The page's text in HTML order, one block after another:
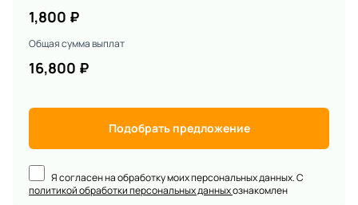
1,800 ₽
Общая сумма выплат
16,800 ₽
Подобрать предложение
Я согласен на обработку моих персональных данных. С
политикой обработки персональных данныхознакомлен